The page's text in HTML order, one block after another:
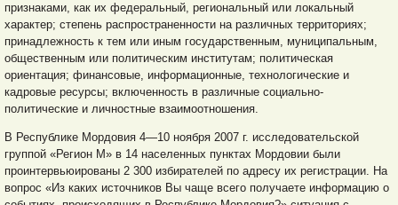
признаками, как их федеральный, региональный или локальный
характер; степень распространенности на различных территориях;
принадлежность к тем или иным государственным, муниципальным,
общественным или политическим институтам; политическая
ориентация; финансовые, информационные, технологические и
кадровые ресурсы; включенность в различные социально-
политические и личностные взаимоотношения.
В Республике Мордовия 4—10 ноября 2007 г. исследовательской
группой «Регион М» в 14 населенных пунктах Мордовии были
проинтервьюированы 2 300 избирателей по адресу их регистрации. На
вопрос «Из каких источников Вы чаще всего получаете информацию о